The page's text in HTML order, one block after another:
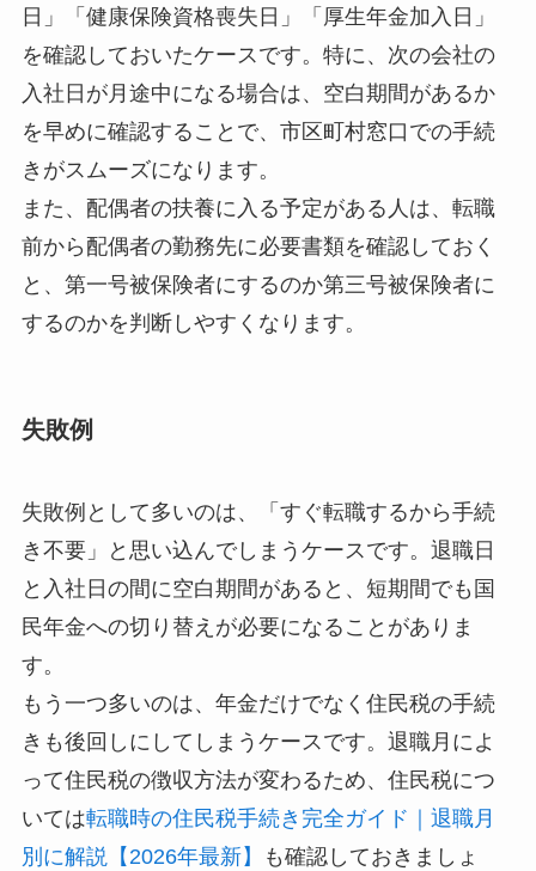
日」「健康保険資格喪失日」「厚生年金加入日」
を確認しておいたケースです。特に、次の会社の
入社日が月途中になる場合は、空白期間があるか
を早めに確認することで、市区町村窓口での手続
きがスムーズになります。
また、配偶者の扶養に入る予定がある人は、転職
前から配偶者の勤務先に必要書類を確認しておく
と、第一号被保険者にするのか第三号被保険者に
するのかを判断しやすくなります。
失敗例
失敗例として多いのは、「すぐ転職するから手続
き不要」と思い込んでしまうケースです。退職日
と入社日の間に空白期間があると、短期間でも国
民年金への切り替えが必要になることがありま
す。
もう一つ多いのは、年金だけでなく住民税の手続
きも後回しにしてしまうケースです。退職月によ
って住民税の徴収方法が変わるため、住民税につ
いては転職時の住民税手続き完全ガイド｜退職月
別に解説【2026年最新】
も確認しておきましょ